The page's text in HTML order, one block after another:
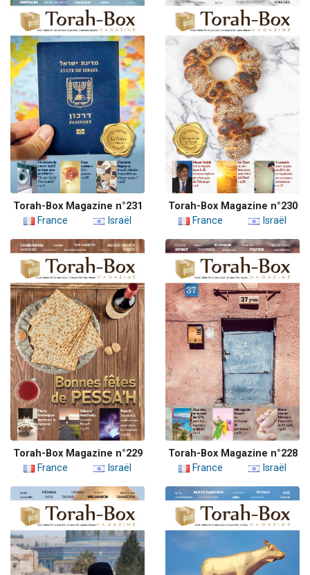
Torah-Box Magazine n°231
France
Israël
Torah-Box Magazine n°230
France
Israël
Torah-Box Magazine n°229
France
Israël
Torah-Box Magazine n°228
France
Israël